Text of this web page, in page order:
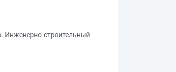
Инженерно-строительный